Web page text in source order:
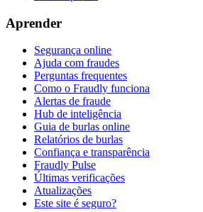
Aprender
Segurança online
Ajuda com fraudes
Perguntas frequentes
Como o Fraudly funciona
Alertas de fraude
Hub de inteligência
Guia de burlas online
Relatórios de burlas
Confiança e transparência
Fraudly Pulse
Últimas verificações
Atualizações
Este site é seguro?